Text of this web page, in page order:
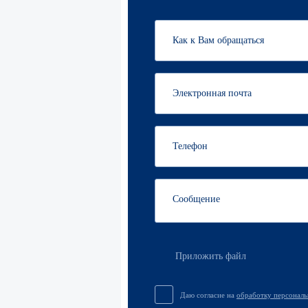
Приложить файл
Даю согласие на обработку